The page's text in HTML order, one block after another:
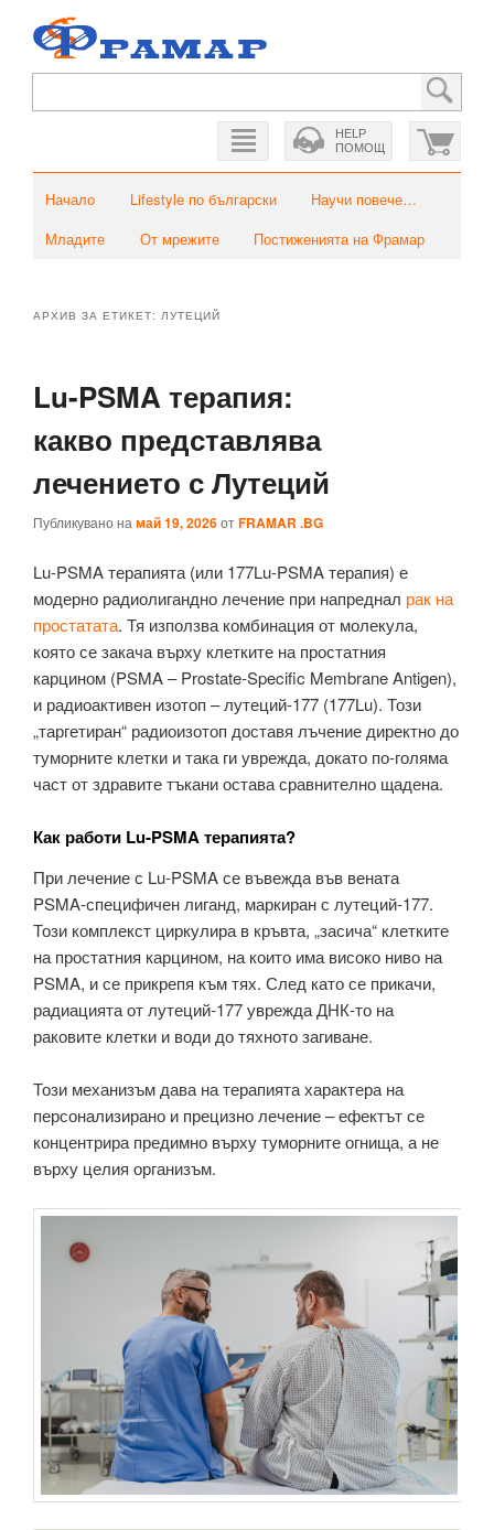
HELP
ПОМОЩ
Главно меню
Към основното съдържание
Към вторичното съдържание
Начало Lifestyle по български
Научи повече…
Младите
От мрежите Постиженията на Фрамар
АРХИВ ЗА ЕТИКЕТ: ЛУТЕЦИЙ
Lu-PSMA терапия:
какво представлява
лечението с Лутеций
Публикувано на май 19, 2026отFRAMAR .BG
Lu‑PSMA терапията (или 177Lu‑PSMA терапия) е
модерно радиолигандно лечение при напреднал рак на
простатата. Тя използва комбинация от молекула,
която се закача върху клетките на простатния
карцином (PSMA – Prostate‑Specific Membrane Antigen),
и радиоактивен изотоп – лутеций‑177 (177Lu). Този
„таргетиран“ радиоизотоп доставя лъчение директно до
туморните клетки и така ги уврежда, докато по‑голяма
част от здравите тъкани остава сравнително щадена.
Как работи Lu‑PSMA терапията?
При лечение с Lu‑PSMA се въвежда във вената
PSMA‑специфичен лиганд, маркиран с лутеций‑177.
Този комплекст циркулира в кръвта, „засича“ клетките
на простатния карцином, на които има високо ниво на
PSMA, и се прикрепя към тях. След като се прикачи,
радиацията от лутеций‑177 уврежда ДНК‑то на
раковите клетки и води до тяхното загиване.
Този механизъм дава на терапията характера на
персонализирано и прецизно лечение – ефектът се
концентрира предимно върху туморните огнища, а не
върху целия организъм.